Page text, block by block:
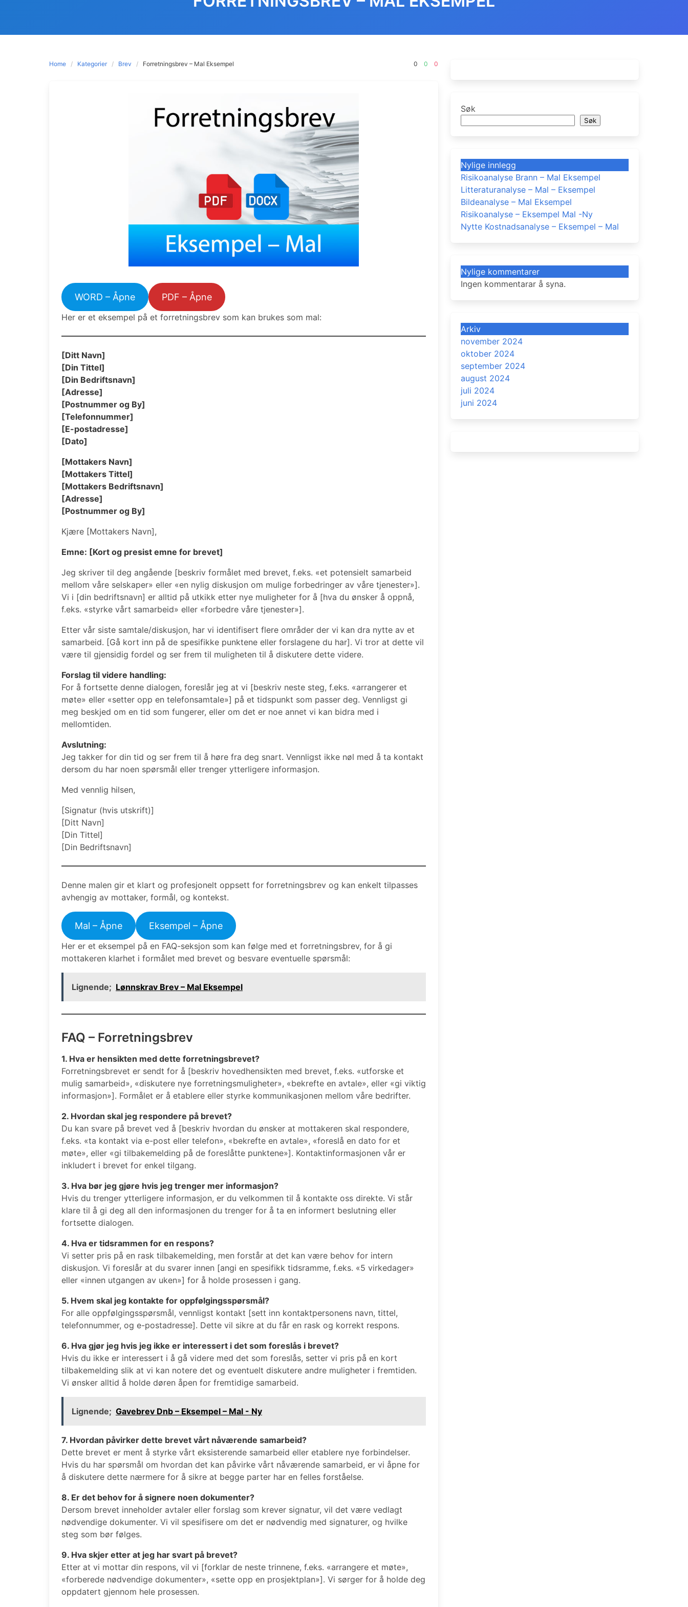
Home Kategorier Brev Forretningsbrev – Mal Eksempel 0 0 0
WORD – Åpne PDF – Åpne
Her er et eksempel på et forretningsbrev som kan brukes som mal:
[Ditt Navn]
[Din Tittel]
[Din Bedriftsnavn]
[Adresse]
[Postnummer og By]
[Telefonnummer]
[E-postadresse]
[Dato]
[Mottakers Navn]
[Mottakers Tittel]
[Mottakers Bedriftsnavn]
[Adresse]
[Postnummer og By]
Kjære [Mottakers Navn],
Emne: [Kort og presist emne for brevet]
Jeg skriver til deg angående [beskriv formålet med brevet, f.eks. «et potensielt samarbeid
mellom våre selskaper» eller «en nylig diskusjon om mulige forbedringer av våre tjenester»].
Vi i [din bedriftsnavn] er alltid på utkikk etter nye muligheter for å [hva du ønsker å oppnå,
f.eks. «styrke vårt samarbeid» eller «forbedre våre tjenester»].
Etter vår siste samtale/diskusjon, har vi identifisert flere områder der vi kan dra nytte av et
samarbeid. [Gå kort inn på de spesifikke punktene eller forslagene du har]. Vi tror at dette vil
være til gjensidig fordel og ser frem til muligheten til å diskutere dette videre.
Forslag til videre handling:
For å fortsette denne dialogen, foreslår jeg at vi [beskriv neste steg, f.eks. «arrangerer et
møte» eller «setter opp en telefonsamtale»] på et tidspunkt som passer deg. Vennligst gi
meg beskjed om en tid som fungerer, eller om det er noe annet vi kan bidra med i
mellomtiden.
Avslutning:
Jeg takker for din tid og ser frem til å høre fra deg snart. Vennligst ikke nøl med å ta kontakt
dersom du har noen spørsmål eller trenger ytterligere informasjon.
Med vennlig hilsen,
[Signatur (hvis utskrift)]
[Ditt Navn]
[Din Tittel]
[Din Bedriftsnavn]
Denne malen gir et klart og profesjonelt oppsett for forretningsbrev og kan enkelt tilpasses
avhengig av mottaker, formål, og kontekst.
Mal – Åpne Eksempel – Åpne
Her er et eksempel på en FAQ-seksjon som kan følge med et forretningsbrev, for å gi
mottakeren klarhet i formålet med brevet og besvare eventuelle spørsmål:
Lignende; Lønnskrav Brev – Mal Eksempel
FAQ – Forretningsbrev
1. Hva er hensikten med dette forretningsbrevet?
Forretningsbrevet er sendt for å [beskriv hovedhensikten med brevet, f.eks. «utforske et
mulig samarbeid», «diskutere nye forretningsmuligheter», «bekrefte en avtale», eller «gi viktig
informasjon»]. Formålet er å etablere eller styrke kommunikasjonen mellom våre bedrifter.
2. Hvordan skal jeg respondere på brevet?
Du kan svare på brevet ved å [beskriv hvordan du ønsker at mottakeren skal respondere,
f.eks. «ta kontakt via e-post eller telefon», «bekrefte en avtale», «foreslå en dato for et
møte», eller «gi tilbakemelding på de foreslåtte punktene»]. Kontaktinformasjonen vår er
inkludert i brevet for enkel tilgang.
3. Hva bør jeg gjøre hvis jeg trenger mer informasjon?
Hvis du trenger ytterligere informasjon, er du velkommen til å kontakte oss direkte. Vi står
klare til å gi deg all den informasjonen du trenger for å ta en informert beslutning eller
fortsette dialogen.
4. Hva er tidsrammen for en respons?
Vi setter pris på en rask tilbakemelding, men forstår at det kan være behov for intern
diskusjon. Vi foreslår at du svarer innen [angi en spesifikk tidsramme, f.eks. «5 virkedager»
eller «innen utgangen av uken»] for å holde prosessen i gang.
5. Hvem skal jeg kontakte for oppfølgingsspørsmål?
For alle oppfølgingsspørsmål, vennligst kontakt [sett inn kontaktpersonens navn, tittel,
telefonnummer, og e-postadresse]. Dette vil sikre at du får en rask og korrekt respons.
6. Hva gjør jeg hvis jeg ikke er interessert i det som foreslås i brevet?
Hvis du ikke er interessert i å gå videre med det som foreslås, setter vi pris på en kort
tilbakemelding slik at vi kan notere det og eventuelt diskutere andre muligheter i fremtiden.
Vi ønsker alltid å holde døren åpen for fremtidige samarbeid.
Lignende; Gavebrev Dnb – Eksempel – Mal - Ny
7. Hvordan påvirker dette brevet vårt nåværende samarbeid?
Dette brevet er ment å styrke vårt eksisterende samarbeid eller etablere nye forbindelser.
Hvis du har spørsmål om hvordan det kan påvirke vårt nåværende samarbeid, er vi åpne for
å diskutere dette nærmere for å sikre at begge parter har en felles forståelse.
8. Er det behov for å signere noen dokumenter?
Dersom brevet inneholder avtaler eller forslag som krever signatur, vil det være vedlagt
nødvendige dokumenter. Vi vil spesifisere om det er nødvendig med signaturer, og hvilke
steg som bør følges.
9. Hva skjer etter at jeg har svart på brevet?
Etter at vi mottar din respons, vil vi [forklar de neste trinnene, f.eks. «arrangere et møte»,
«forberede nødvendige dokumenter», «sette opp en prosjektplan»]. Vi sørger for å holde deg
oppdatert gjennom hele prosessen.
Søk
Søk
Nylige innlegg
Risikoanalyse Brann – Mal Eksempel
Litteraturanalyse – Mal – Eksempel
Bildeanalyse – Mal Eksempel
Risikoanalyse – Eksempel Mal -Ny
Nytte Kostnadsanalyse – Eksempel – Mal
Nylige kommentarer
Ingen kommentarar å syna.
Arkiv
november 2024
oktober 2024
september 2024
august 2024
juli 2024
juni 2024